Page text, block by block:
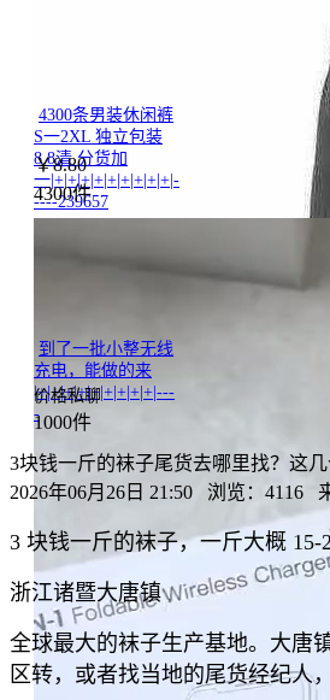
4300条男装休闲裤
S一2XL 独立包装
8.8清 分货加
一|+|+|+|+|+|+|+|+|+|-
----239657
￥8.80
4300件
到了一批小整无线
充电，能做的来
|+|+|+|+|+|+|+|+|+|---
-
价格私聊
1000件
3块钱一斤的袜子尾货去哪里找？这几
2026年06月26日 21:50 浏览：4116
3 块钱一斤的袜子，一斤大概
浙江诸暨大唐镇
全球最大的袜子生产基地。大唐
区转，或者找当地的尾货经纪人